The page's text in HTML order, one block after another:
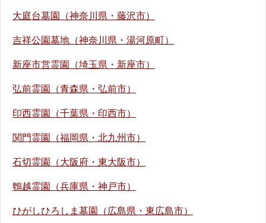
大庭台墓園（神奈川県・藤沢市）
吉祥公園墓地（神奈川県・湯河原町）
新座市営霊園（埼玉県・新座市）
弘前霊園（青森県・弘前市）
印西霊園（千葉県・印西市）
関門霊園（福岡県・北九州市）
石切霊園（大阪府・東大阪市）
鵯越霊園（兵庫県・神戸市）
ひがしひろしま墓園（広島県・東広島市）